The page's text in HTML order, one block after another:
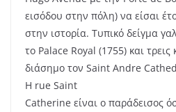
εισόδου στην πόλη) να είσαι
στην ιστορία. Τυπικό δείγμα
το Palace Royal (1755) και τρεις
διάσημο τον Saint Andre
H rue Saint
Catherine είναι ο παράδεισος